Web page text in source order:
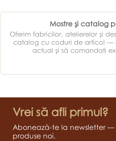
Mostre şi catalog
Oferim fabricilor, atelierelor şi
catalog cu coduri de articol —
actual şi să comandaţi
Vrei să afli primul?
Abonează-te la newsletter —
produse noi.